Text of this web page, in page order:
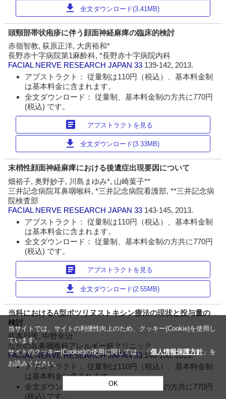
download 全文ダウンロード(3.41MB)
頭頸部帯状疱疹に伴う顔面神経麻痺の臨床的検討
赤嶺智教, 荻原正洋, 大房裕和*
長野赤十字病院第1麻酔科, *長野赤十字病院内科
FACIAL NERVE RESEARCH JAPAN 33 139-142, 2013.
アブストラクト： 従量制は110円（税込）、基本料金制
は基本料金に含まれます。
全文ダウンロード： 従量制、基本料金制の方共に770円
(税込) です。
article アブストラクトを見る
download 全文ダウンロード(3.33MB)
末梢性顔面神経麻痺における後遺症出現要因について
畑裕子, 奥野妙子, 川島まゆみ*, 山崎葉子**
三井記念病院耳鼻咽喉科, *三井記念病院看護部, **三井記念病
院検査部
FACIAL NERVE RESEARCH JAPAN 33 143-145, 2013.
アブストラクト： 従量制は110円（税込）、基本料金制
は基本料金に含まれます。
全文ダウンロード： 従量制、基本料金制の方共に770円
(税込) です。
article アブストラクトを見る
download 全文ダウンロード(2.55MB)
当科におけるA型ボツリヌストキシン療法の現状と投与量の
検討
弦本日芳, 中野幸治
なかの耳鼻咽喉科アレルギー科クリニック
FACIAL NERVE RESEARCH JAPAN 33 146-150, 2013.
アブストラクト： 従量制は110円（税込）、基本料金制
は基本料金に含まれます。
全文ダウンロード： 従量制、基本料金制の方共に770円
(税込) です。
当サイトでは、サイトの利便性向上のため、クッキー(Cookie)を使用し
ています。
サイトのクッキー(Cookie)の使用に関しては、「個人情報保護方針」を
お読みください。
OK